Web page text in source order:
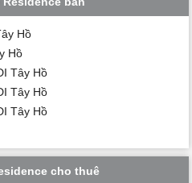
Hồ
Hồ
Tây Hồ
Tây Hồ
Tây Hồ
cho thuê